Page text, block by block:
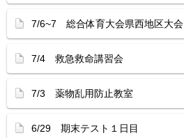
7/6~7 総合体育大会県西地区大会
7/4 救急救命講習会
7/3 薬物乱用防止教室
6/29 期末テスト１日目